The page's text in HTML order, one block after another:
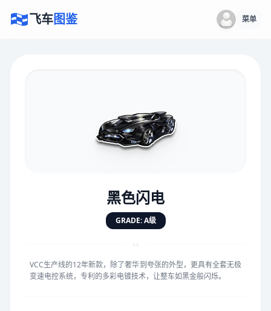
飞车图鉴 菜单
黑色闪电
GRADE: A级
“
VCC生产线的12年新款，除了奢华到夸张的外型，更具有全套无极
变速电控系统，专利的多彩电镀技术，让整车如黑金般闪烁。
★★★★★★
手感 5.0分